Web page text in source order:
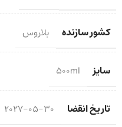
کشور سازنده بلاروس
سایز 500ml
تاریخ انقضا 2027-05-30